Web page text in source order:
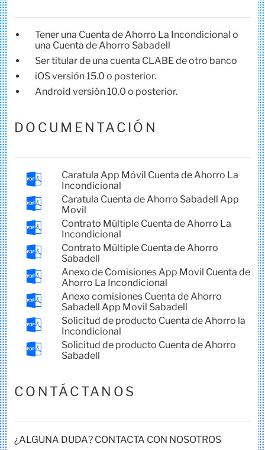
Tener una Cuenta de Ahorro La Incondicional o
una Cuenta de Ahorro Sabadell
Ser titular de una cuenta CLABE de otro banco
iOS versión 15.0 o posterior.
Android versión 10.0 o posterior.
DOCUMENTACIÓN
Caratula App Móvil Cuenta de Ahorro La
Incondicional
Caratula Cuenta de Ahorro Sabadell App
Movil
Contrato Múltiple Cuenta de Ahorro La
Incondicional
Contrato Múltiple Cuenta de Ahorro
Sabadell
Anexo de Comisiones App Movil Cuenta de
Ahorro La Incondicional
Anexo comisiones Cuenta de Ahorro
Sabadell App Movil Sabadell
Solicitud de producto Cuenta de Ahorro la
Incondicional
Solicitud de producto Cuenta de Ahorro
Sabadell
CONTÁCTANOS
¿ALGUNA DUDA? CONTACTA CON NOSOTROS